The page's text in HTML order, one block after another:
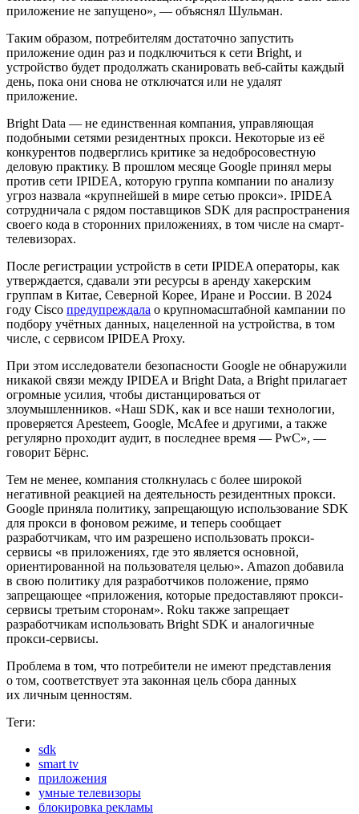
приложение не запущено», — объяснял Шульман.
Таким образом, потребителям достаточно запустить
приложение один раз и подключиться к сети Bright, и
устройство будет продолжать сканировать веб-сайты каждый
день, пока они снова не отключатся или не удалят
приложение.
Bright Data — не единственная компания, управляющая
подобными сетями резидентных прокси. Некоторые из её
конкурентов подверглись критике за недобросовестную
деловую практику. В прошлом месяце Google принял меры
против сети IPIDEA, которую группа компании по анализу
угроз назвала «крупнейшей в мире сетью прокси». IPIDEA
сотрудничала с рядом поставщиков SDK для распространения
своего кода в сторонних приложениях, в том числе на смарт-
телевизорах.
После регистрации устройств в сети IPIDEA операторы, как
утверждается, сдавали эти ресурсы в аренду хакерским
группам в Китае, Северной Корее, Иране и России. В 2024
году Cisco предупреждала о крупномасштабной кампании по
подбору учётных данных, нацеленной на устройства, в том
числе, с сервисом IPIDEA Proxy.
При этом исследователи безопасности Google не обнаружили
никакой связи между IPIDEA и Bright Data, а Bright прилагает
огромные усилия, чтобы дистанцироваться от
злоумышленников. «Наш SDK, как и все наши технологии,
проверяется Apesteem, Google, McAfee и другими, а также
регулярно проходит аудит, в последнее время — PwC», —
говорит Бёрнс.
Тем не менее, компания столкнулась с более широкой
негативной реакцией на деятельность резидентных прокси.
Google приняла политику, запрещающую использование SDK
для прокси в фоновом режиме, и теперь сообщает
разработчикам, что им разрешено использовать прокси-
сервисы «в приложениях, где это является основной,
ориентированной на пользователя целью». Amazon добавила
в свою политику для разработчиков положение, прямо
запрещающее «приложения, которые предоставляют прокси-
сервисы третьим сторонам». Roku также запрещает
разработчикам использовать Bright SDK и аналогичные
прокси-сервисы.
Проблема в том, что потребители не имеют представления
о том, соответствует эта законная цель сбора данных
их личным ценностям.
Теги:
sdk
smart tv
приложения
умные телевизоры
блокировка рекламы